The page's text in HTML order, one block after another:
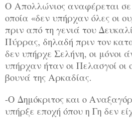
Ο Απολλώνιος αναφέρεται σε
οποία «δεν υπήρχαν όλες οι
πριν από τη γενιά του
Πύρρας, δηλαδή πριν τον
δεν υπήρχε Σελήνη, οι μόνοι
υπήρχαν ήταν οι Πελασγοί οι
βουνά της Αρκαδίας.
-Ο Δημόκριτος και ο
υπήρξε εποχή όπου η Γη δεν